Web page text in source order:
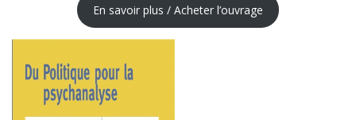
En savoir plus / Acheter l’ouvrage